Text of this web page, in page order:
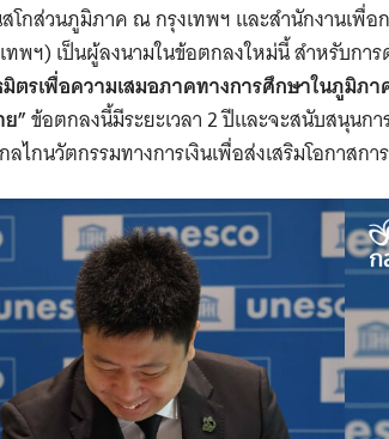
โกส่วนภูมิภาค ณ กรุงเทพฯ และสำนักงานเพื่
ทพฯ) เป็นผู้ลงนามในข้อตกลงใหม่นี้ สำหรับการ
ตรเพื่อความเสมอภาคทางการศึกษาในภูมิภ
”ข้อตกลงนี้มีระยะเวลา 2 ปีและจะสนับสนุน
ลไกนวัตกรรมทางการเงินเพื่อส่งเสริมโอกาส